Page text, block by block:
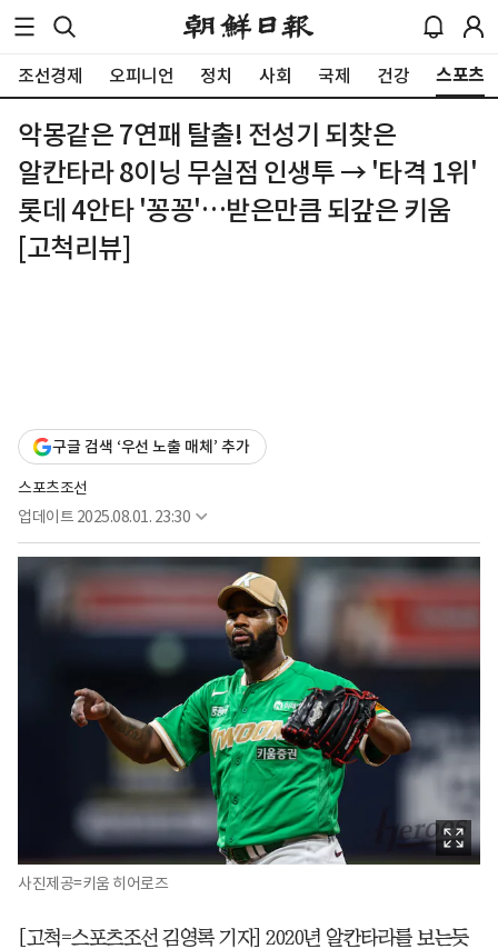
조선경제 오피니언 정치 사회 국제 건강 스포츠
악몽같은 7연패 탈출! 전성기 되찾은
알칸타라 8이닝 무실점 인생투 → '타격 1위'
롯데 4안타 '꽁꽁'…받은만큼 되갚은 키움
[고척리뷰]
구글 검색 ‘우선 노출 매체’ 추가
스포츠조선
업데이트 2025.08.01. 23:30
사진제공=키움 히어로즈
[고척=스포츠조선 김영록 기자] 2020년 알칸타라를 보는듯